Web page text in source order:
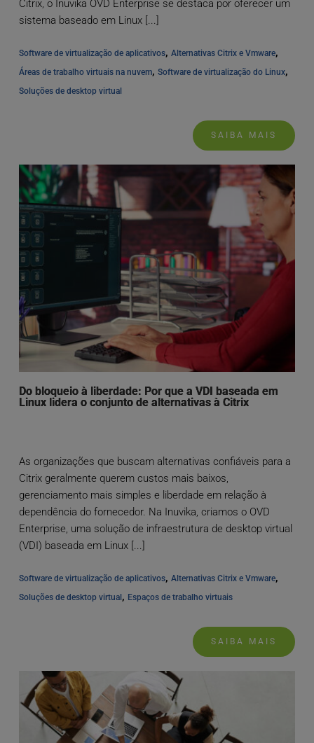
Citrix, o Inuvika OVD Enterprise se destaca por oferecer um
sistema baseado em Linux [...]
Software de virtualização de aplicativos, Alternativas Citrix e Vmware
Áreas de trabalho virtuais na nuvem, Software de virtualização do Linux
Soluções de desktop virtual
SAIBA MAIS
Do bloqueio à liberdade: Por que a VDI baseada em
Linux lidera o conjunto de alternativas à Citrix
As organizações que buscam alternativas confiáveis para a
Citrix geralmente querem custos mais baixos,
gerenciamento mais simples e liberdade em relação à
dependência do fornecedor. Na Inuvika, criamos o OVD
Enterprise, uma solução de infraestrutura de desktop virtual
(VDI) baseada em Linux [...]
Software de virtualização de aplicativos, Alternativas Citrix e Vmware
Soluções de desktop virtual , Espaços de trabalho virtuais
SAIBA MAIS